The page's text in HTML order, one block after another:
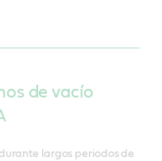
de vacío
largos periodos de